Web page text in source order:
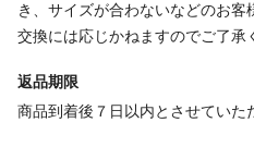
き、サイズが合わないなどのお客
交換には応じかねますのでご了承
返品期限
商品到着後７日以内とさせていた